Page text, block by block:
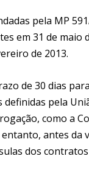
pela MP
em 31 de
de 2013.
de 30 dias
pela
como a
antes
dos